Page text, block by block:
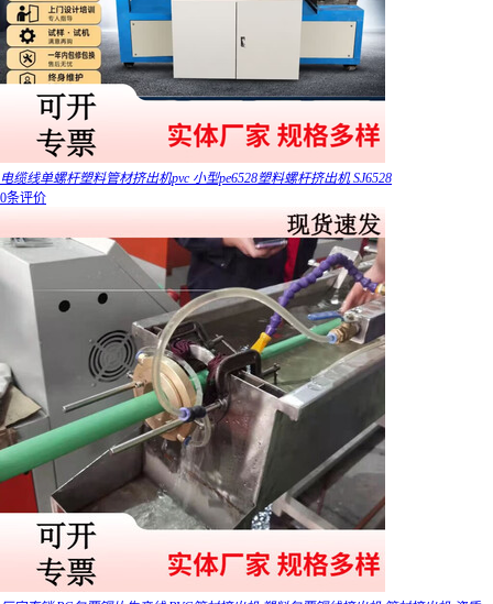
电缆线单螺杆塑料管材挤出机pvc 小型pe6528塑料螺杆挤出机 SJ6528
0条评价